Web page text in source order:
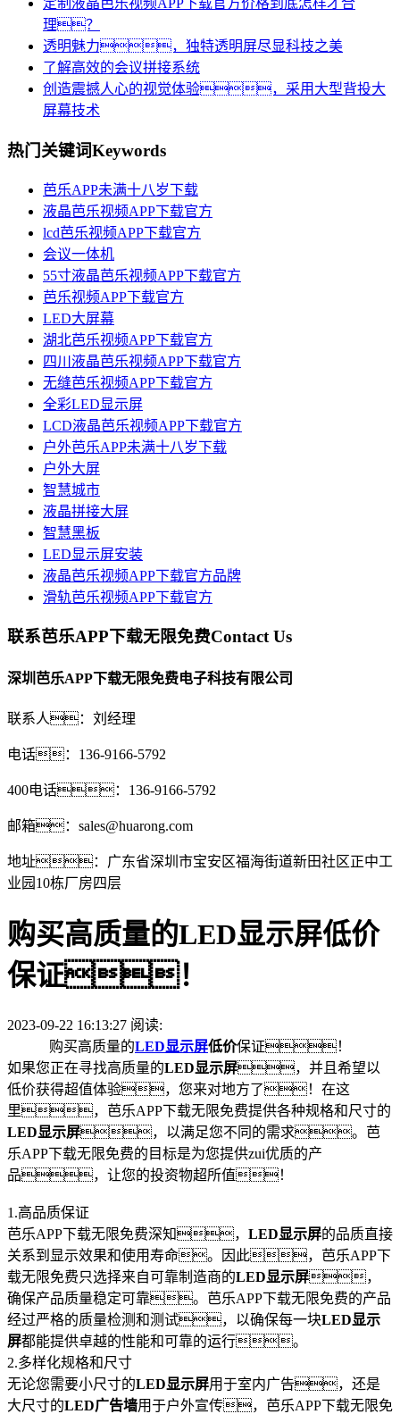
定制液晶芭乐视频APP下载官方价格到底怎样才合
理？
透明魅力，独特透明屏尽显科技之美
了解高效的会议拼接系统
创造震撼人心的视觉体验，采用大型背投大
屏幕技术
热门关键词Keywords
芭乐APP未满十八岁下载
液晶芭乐视频APP下载官方
lcd芭乐视频APP下载官方
会议一体机
55寸液晶芭乐视频APP下载官方
芭乐视频APP下载官方
LED大屏幕
湖北芭乐视频APP下载官方
四川液晶芭乐视频APP下载官方
无缝芭乐视频APP下载官方
全彩LED显示屏
LCD液晶芭乐视频APP下载官方
户外芭乐APP未满十八岁下载
户外大屏
智慧城市
液晶拼接大屏
智慧黑板
LED显示屏安装
液晶芭乐视频APP下载官方品牌
滑轨芭乐视频APP下载官方
联系芭乐APP下载无限免费Contact Us
深圳芭乐APP下载无限免费电子科技有限公司
联系人：刘经理
电话：136-9166-5792
400电话：136-9166-5792
邮箱：sales@huarong.com
地址：广东省深圳市宝安区福海街道新田社区正中工
业园10栋厂房四层
购买高质量的LED显示屏低价
保证！
2023-09-22 16:13:27 阅读:
购买高质量的LED显示屏低价保证！
如果您正在寻找高质量的LED显示屏，并且希望以
低价获得超值体验，您来对地方了！在这
里，芭乐APP下载无限免费提供各种规格和尺寸的
LED显示屏，以满足您不同的需求。芭
乐APP下载无限免费的目标是为您提供zui优质的产
品，让您的投资物超所值！
1.高品质保证
芭乐APP下载无限免费深知， LED显示屏的品质直接
关系到显示效果和使用寿命。因此，芭乐APP下
载无限免费只选择来自可靠制造商的LED显示屏，
确保产品质量稳定可靠。芭乐APP下载无限免费的产品
经过严格的质量检测和测试，以确保每一块LED显示
屏都能提供卓越的性能和可靠的运行。
2.多样化规格和尺寸
无论您需要小尺寸的LED显示屏用于室内广告，还是
大尺寸的LED广告墙用于户外宣传，芭乐APP下载无限免